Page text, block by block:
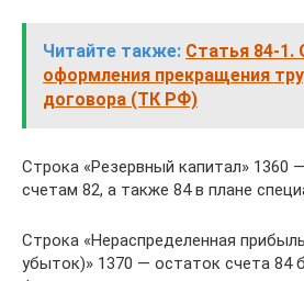
Читайте также: Статья 84-
оформления прекращения
договора (ТК РФ)
Строка «Резервный капитал» 1360
счетам 82, а также 84 в плане
Строка «Нераспределенная
убыток)» 1370 — остаток счета 84